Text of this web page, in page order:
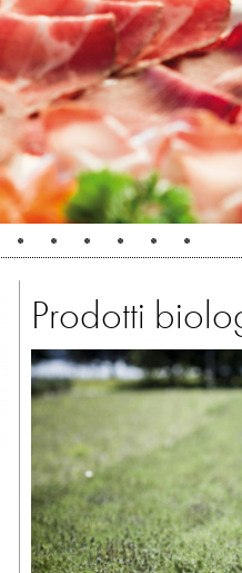
Prodotti